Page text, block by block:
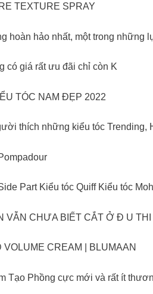
TEXTURE SPRAY
hoàn hảo nhất, một trong những
có giá rất ưu đãi chỉ còn K
TÓC NAM ĐẸP 2022
thích những kiểu tóc Trending,
Part Kiểu tóc Quiff Kiểu tóc
VẪN CHƯA BIẾT CẮT Ở Đ U
VOLUME CREAM | BLUMAAN
Tạo Phồng cực mới và rất ít